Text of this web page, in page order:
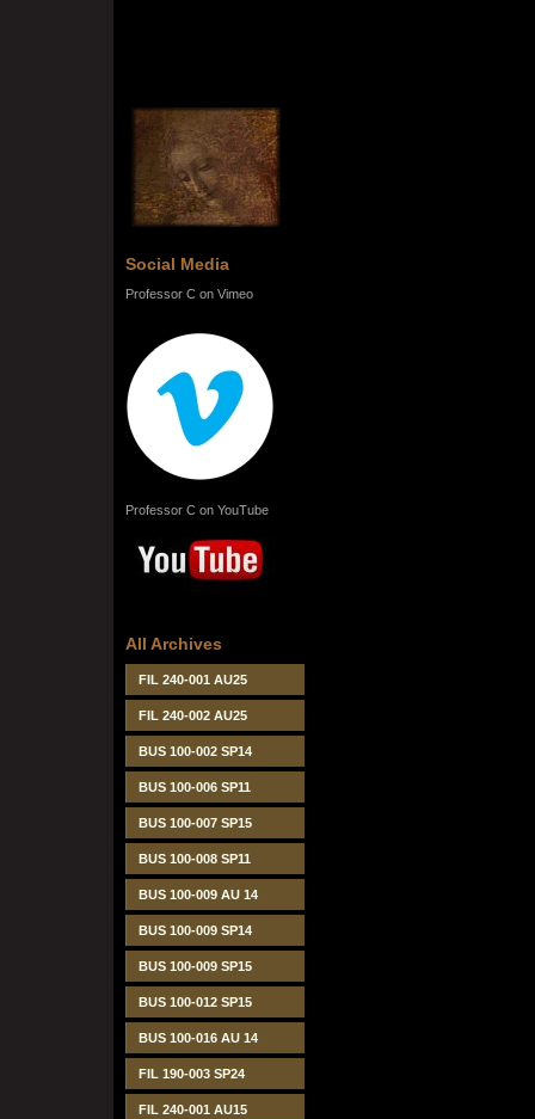
Social Media
Professor C on Vimeo
Professor C on YouTube
All Archives
FIL 240-001 AU25
FIL 240-002 AU25
BUS 100-002 SP14
BUS 100-006 SP11
BUS 100-007 SP15
BUS 100-008 SP11
BUS 100-009 AU 14
BUS 100-009 SP14
BUS 100-009 SP15
BUS 100-012 SP15
BUS 100-016 AU 14
FIL 190-003 SP24
FIL 240-001 AU15